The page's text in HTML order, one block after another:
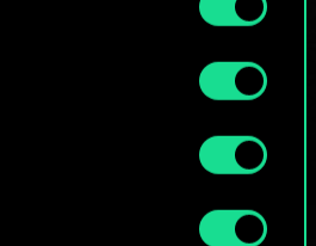
detalles sobre nuestro uso
en el menú «Ajustes» de